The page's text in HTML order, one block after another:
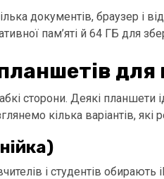
документів, браузер і
пам’яті й 64 ГБ для
для
сторони. Деякі планшети
кілька варіантів,
і студентів обирають